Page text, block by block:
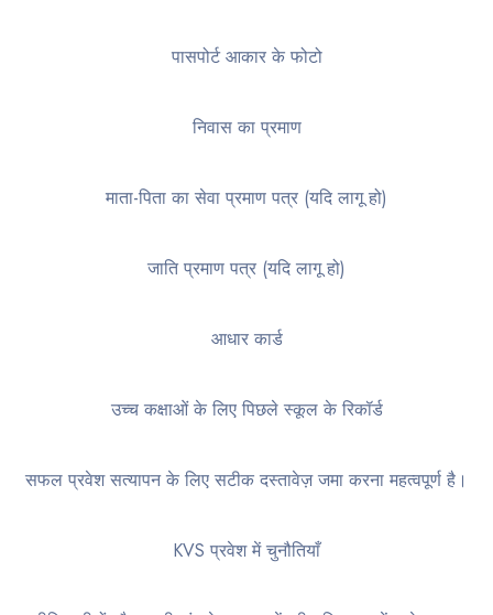
पासपोर्ट आकार के फोटो
निवास का प्रमाण
माता-पिता का सेवा प्रमाण पत्र (यदि लागू हो)
जाति प्रमाण पत्र (यदि लागू हो)
आधार कार्ड
उच्च कक्षाओं के लिए पिछले स्कूल के रिकॉर्ड
सफल प्रवेश सत्यापन के लिए सटीक दस्तावेज़ जमा करना महत्वपूर्ण है।
KVS प्रवेश में चुनौतियाँ